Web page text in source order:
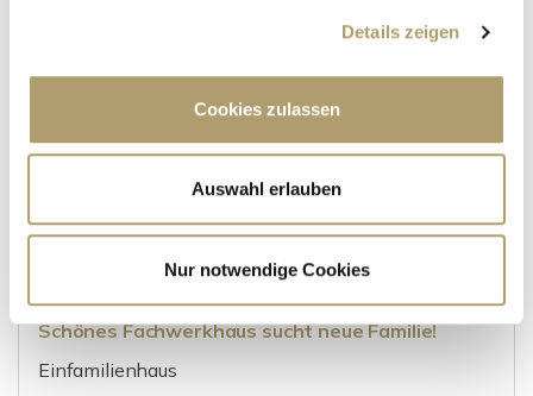
Details zeigen
Cookies zulassen
Auswahl erlauben
Nur notwendige Cookies
VERKAUFT
Ritschenhausen
****VERKAUFT****!EINMALIGE GELEGENHEIT!
Schönes Fachwerkhaus sucht neue Familie!
Einfamilienhaus